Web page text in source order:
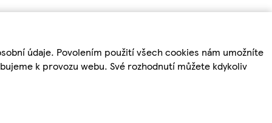
údaje. Povolením použití všech cookies nám umožníte
k provozu webu. Své rozhodnutí můžete kdykoliv